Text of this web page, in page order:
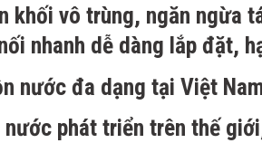
khối vô trùng, ngăn ngừa
nhanh dễ dàng lắp đặt,
nước đa dạng tại Việt
phát triển trên thế